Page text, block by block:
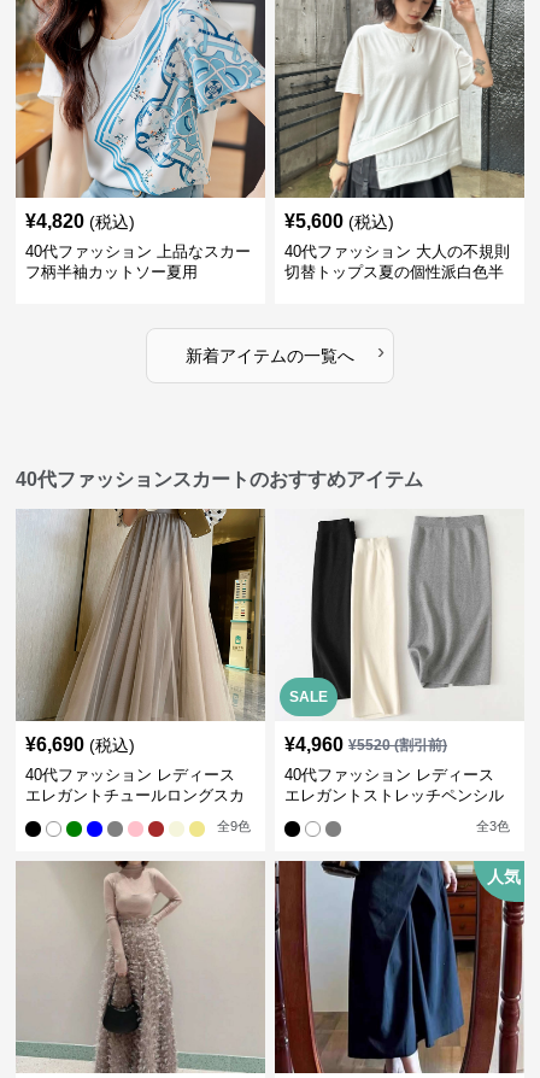
¥4,820 (税込)
40代ファッション 上品なスカー
フ柄半袖カットソー夏用
¥5,600 (税込)
40代ファッション 大人の不規則
切替トップス夏の個性派白色半
新着アイテムの一覧へ ›
40代ファッションスカートのおすすめアイテム
¥6,690 (税込)
40代ファッション レディース
エレガントチュールロングスカ
全9色
SALE
¥4,960 ¥5520(割引前)
40代ファッション レディース
エレガントストレッチペンシル
全3色
人気